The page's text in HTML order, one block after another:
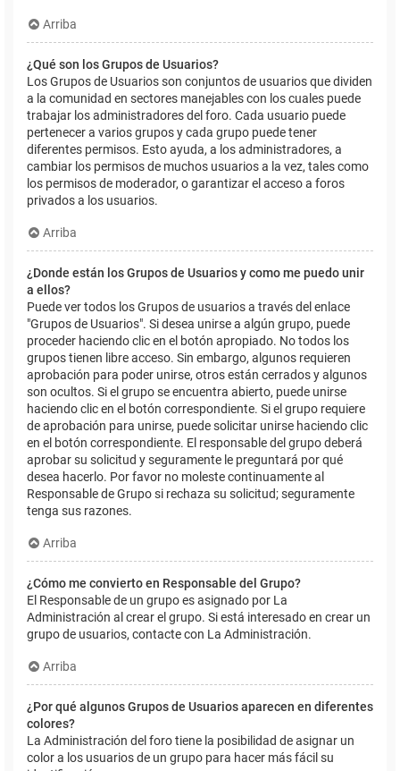
Arriba
¿Qué son los Grupos de Usuarios?
Los Grupos de Usuarios son conjuntos de usuarios que dividen
a la comunidad en sectores manejables con los cuales puede
trabajar los administradores del foro. Cada usuario puede
pertenecer a varios grupos y cada grupo puede tener
diferentes permisos. Esto ayuda, a los administradores, a
cambiar los permisos de muchos usuarios a la vez, tales como
los permisos de moderador, o garantizar el acceso a foros
privados a los usuarios.
Arriba
¿Donde están los Grupos de Usuarios y como me puedo unir
a ellos?
Puede ver todos los Grupos de usuarios a través del enlace
"Grupos de Usuarios". Si desea unirse a algún grupo, puede
proceder haciendo clic en el botón apropiado. No todos los
grupos tienen libre acceso. Sin embargo, algunos requieren
aprobación para poder unirse, otros están cerrados y algunos
son ocultos. Si el grupo se encuentra abierto, puede unirse
haciendo clic en el botón correspondiente. Si el grupo requiere
de aprobación para unirse, puede solicitar unirse haciendo clic
en el botón correspondiente. El responsable del grupo deberá
aprobar su solicitud y seguramente le preguntará por qué
desea hacerlo. Por favor no moleste continuamente al
Responsable de Grupo si rechaza su solicitud; seguramente
tenga sus razones.
Arriba
¿Cómo me convierto en Responsable del Grupo?
El Responsable de un grupo es asignado por La
Administración al crear el grupo. Si está interesado en crear un
grupo de usuarios, contacte con La Administración.
Arriba
¿Por qué algunos Grupos de Usuarios aparecen en diferentes
colores?
La Administración del foro tiene la posibilidad de asignar un
color a los usuarios de un grupo para hacer más fácil su